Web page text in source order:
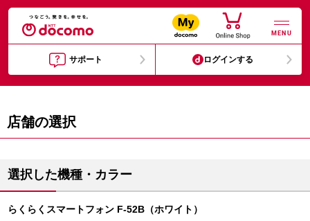
MENU
サポート ログインする
店舗の選択
選択した機種・カラー
らくらくスマートフォン F-52B（ホワイト）